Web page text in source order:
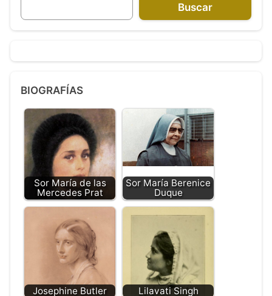
Buscar
BIOGRAFÍAS
Sor María de las
Mercedes Prat
Sor María Berenice
Duque
Josephine Butler Lilavati Singh